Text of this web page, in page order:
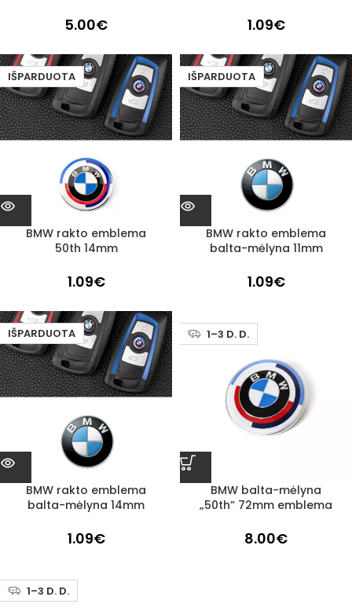
5.00€ 1.09€
IŠPARDUOTA
BMW rakto emblema
50th 14mm
1.09€
IŠPARDUOTA
BMW rakto emblema
balta-mėlyna 11mm
1.09€
IŠPARDUOTA
BMW rakto emblema
balta-mėlyna 14mm
1.09€
1–3 D. D.
BMW balta-mėlyna
„50th” 72mm emblema
8.00€
1–3 D. D.